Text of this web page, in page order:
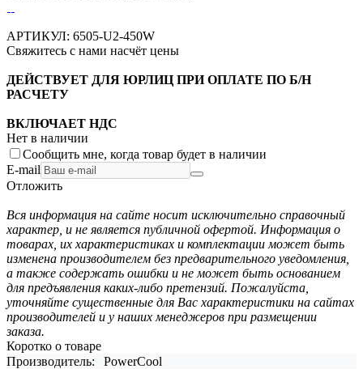
АРТИКУЛ: 6505-U2-450W
Свяжитесь с нами насчёт цены
ДЕЙСТВУЕТ ДЛЯ ЮРЛИЦ ПРИ ОПЛАТЕ ПО Б/Н
РАСЧЕТУ
ВКЛЮЧАЕТ НДС
Нет в наличии
Сообщить мне, когда товар будет в наличии
E-mail
Отложить
Вся информация на сайте носит исключительно справочный
характер, и не является публичной офертой. Информация о
товарах, их характеристиках и комплектации может быть
изменена производителем без предварительного уведомления,
а также содержать ошибки и не может быть основанием
для предъявления каких-либо претензий. Пожалуйста,
уточняйте существенные для Вас характеристики на сайтах
производителей и у наших менеджеров при размещении
заказа.
Коротко о товаре
Производитель:
PowerCool